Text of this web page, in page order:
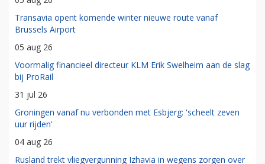
Transavia opent komende winter nieuwe route vanaf
Brussels Airport
05 aug 26
Voormalig financieel directeur KLM Erik Swelheim aan de slag
bij ProRail
31 jul 26
Groningen vanaf nu verbonden met Esbjerg: 'scheelt zeven
uur rijden'
04 aug 26
Rusland trekt vliegvergunning Izhavia in wegens zorgen over